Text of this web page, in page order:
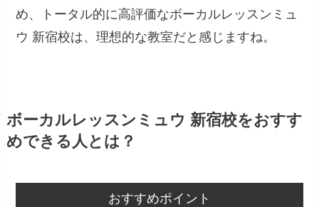
め、トータル的に高評価なボーカルレッスンミュ
ウ 新宿校は、理想的な教室だと感じますね。
ボーカルレッスンミュウ 新宿校をおすす
めできる人とは？
おすすめポイント